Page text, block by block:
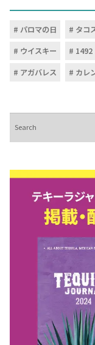
パロマの日 タコ
ウイスキー
1492
アガバレス
カレ
索